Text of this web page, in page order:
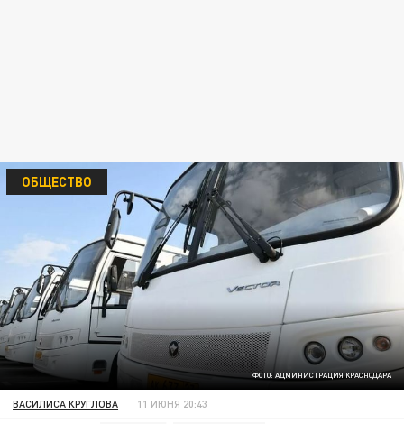
ФОТО: АДМИНИСТРАЦИЯ КРАСНОДАРА
ОБЩЕСТВО
ВАСИЛИСА КРУГЛОВА 11 ИЮНЯ 20:43